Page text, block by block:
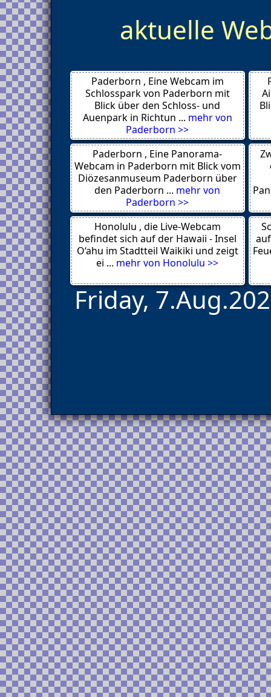
Las Americas
Hannover
Bautzen
Dresden
Köln
Colditz
Roßwein
Rosswein
Schönau
Silvaplana
St.Moritz
Westendorf
Wildschönau
Föhr
Sirkka
Rovaniemi
Trier
Bochum
Berlin
Los Angeles
Bad Wildbad im Schwarzwald
Prasonisi
aktuelle
Paderborn , Eine Webcam im
Schlosspark von Paderborn mit
Blick über den Schloss- und
Auenpark in Richtun ... mehr von
Paderborn >>
Paderborn , Eine Panorama-
Webcam in Paderborn mit Blick vom
Diözesanmuseum Paderborn über
den Paderborn ... mehr von
Paderborn >>
Honolulu , die Live-Webcam
befindet sich auf der Hawaii - Insel
O‘ahu im Stadtteil Waikiki und zeigt
ei ... mehr von Honolulu >>
Friday,